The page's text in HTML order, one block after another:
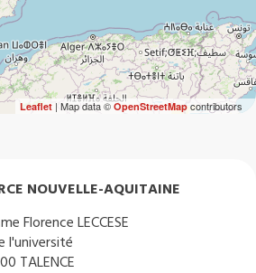
Leaflet| Map data ©OpenStreetMapcontributors
NOUVELLE-AQUITAINE
Florence LECCESE
l'université
TALENCE